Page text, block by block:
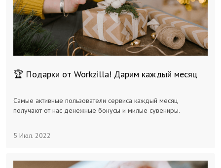
Кейсы
Новости сервиса
Исполнителям
Заказчикам
Полезное
🏆 Подарки от Workzilla! Дарим каждый месяц
Самые активные пользователи сервиса каждый месяц
получают от нас денежные бонусы и милые сувениры.
5 Июл. 2022